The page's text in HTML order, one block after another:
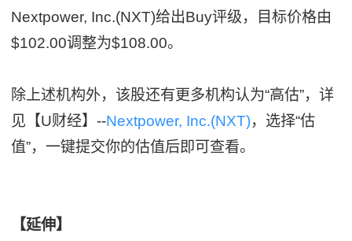
Nextpower, Inc.(NXT)给出Buy评级，目标价格由
$102.00调整为$108.00。
除上述机构外，该股还有更多机构认为“高估”，详
见【U财经】--Nextpower, Inc.(NXT)，选择“估
值”，一键提交你的估值后即可查看。
【延伸】